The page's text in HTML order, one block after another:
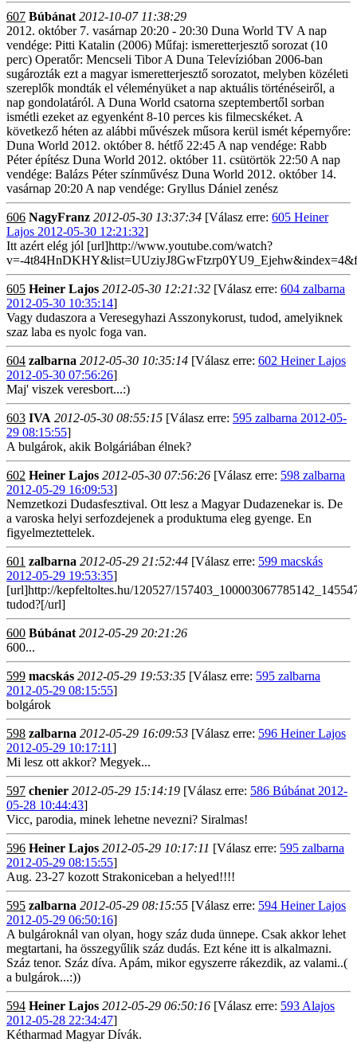
607 Búbánat 2012-10-07 11:38:29
2012. október 7. vasárnap 20:20 - 20:30 Duna World TV A nap
vendége: Pitti Katalin (2006) Műfaj: ismeretterjesztő sorozat (10
perc) Operatőr: Mencseli Tibor A Duna Televízióban 2006-ban
sugározták ezt a magyar ismeretterjesztő sorozatot, melyben közéleti
szereplők mondták el véleményüket a nap aktuális történéseiről, a
nap gondolatáról. A Duna World csatorna szeptembertől sorban
ismétli ezeket az egyenként 8-10 perces kis filmecskéket. A
következő héten az alábbi művészek műsora kerül ismét képernyőre:
Duna World 2012. október 8. hétfő 22:45 A nap vendége: Rabb
Péter építész Duna World 2012. október 11. csütörtök 22:50 A nap
vendége: Balázs Péter színművész Duna World 2012. október 14.
vasárnap 20:20 A nap vendége: Gryllus Dániel zenész
606 NagyFranz 2012-05-30 13:37:34 [Válasz erre: 605 Heiner
Lajos 2012-05-30 12:21:32]
Itt azért elég jól [url]http://www.youtube.com/watch?
v=-
605 Heiner Lajos 2012-05-30 12:21:32 [Válasz erre: 604 zalbarna
2012-05-30 10:35:14]
Vagy dudaszora a Veresegyhazi Asszonykorust, tudod, amelyiknek
szaz laba es nyolc foga van.
604 zalbarna 2012-05-30 10:35:14 [Válasz erre: 602 Heiner Lajos
2012-05-30 07:56:26]
Maj' viszek veresbort...:)
603 IVA 2012-05-30 08:55:15 [Válasz erre: 595 zalbarna 2012-05-
29 08:15:55]
A bulgárok, akik Bolgáriában élnek?
602 Heiner Lajos 2012-05-30 07:56:26 [Válasz erre: 598 zalbarna
2012-05-29 16:09:53]
Nemzetkozi Dudasfesztival. Ott lesz a Magyar Dudazenekar is. De
a varoska helyi serfozdejenek a produktuma eleg gyenge. En
figyelmeztettelek.
601 zalbarna 2012-05-29 21:52:44 [Válasz erre: 599 macskás
2012-05-29 19:53:35]
[url]http://kepfeltoltes.hu/120527/
tudod?[/url]
600 Búbánat 2012-05-29 20:21:26
600...
599 macskás 2012-05-29 19:53:35 [Válasz erre: 595 zalbarna
2012-05-29 08:15:55]
bolgárok
598 zalbarna 2012-05-29 16:09:53 [Válasz erre: 596 Heiner Lajos
2012-05-29 10:17:11]
Mi lesz ott akkor? Megyek...
597 chenier 2012-05-29 15:14:19 [Válasz erre: 586 Búbánat 2012-
05-28 10:44:43]
Vicc, parodia, minek lehetne nevezni? Siralmas!
596 Heiner Lajos 2012-05-29 10:17:11 [Válasz erre: 595 zalbarna
2012-05-29 08:15:55]
Aug. 23-27 kozott Strakoniceban a helyed!!!!
595 zalbarna 2012-05-29 08:15:55 [Válasz erre: 594 Heiner Lajos
2012-05-29 06:50:16]
A bulgároknál van olyan, hogy száz duda ünnepe. Csak akkor lehet
megtartani, ha összegyűlik száz dudás. Ezt kéne itt is alkalmazni.
Száz tenor. Száz díva. Apám, mikor egyszerre rákezdik, az valami..(
a bulgárok...:))
594 Heiner Lajos 2012-05-29 06:50:16 [Válasz erre: 593 Alajos
2012-05-28 22:34:47]
Kétharmad Magyar Dívák.